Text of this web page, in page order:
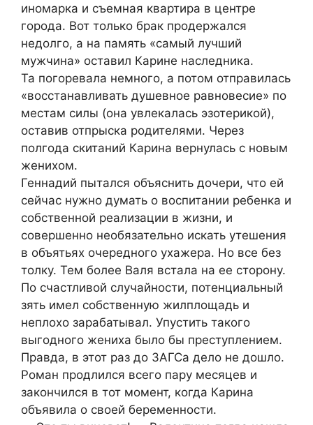
иномарка и съемная квартира в центре
города. Вот только брак продержался
недолго, а на память «самый лучший
мужчина» оставил Карине наследника.
Та погоревала немного, а потом отправилась
«восстанавливать душевное равновесие» по
местам силы (она увлекалась эзотерикой),
оставив отпрыска родителями. Через
полгода скитаний Карина вернулась с новым
женихом.
Геннадий пытался объяснить дочери, что ей
сейчас нужно думать о воспитании ребенка и
собственной реализации в жизни, и
совершенно необязательно искать утешения
в объятьях очередного ухажера. Но все без
толку. Тем более Валя встала на ее сторону.
По счастливой случайности, потенциальный
зять имел собственную жилплощадь и
неплохо зарабатывал. Упустить такого
выгодного жениха было бы преступлением.
Правда, в этот раз до ЗАГСа дело не дошло.
Роман продлился всего пару месяцев и
закончился в тот момент, когда Карина
объявила о своей беременности.